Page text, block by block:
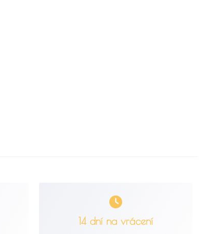
14 dní na vrácení